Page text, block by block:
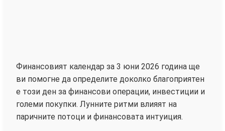
Финансовият календар за 3 юни 2026 година ще
ви помогне да определите доколко благоприятен
е този ден за финансови операции, инвестиции и
големи покупки. Лунните ритми влияят на
паричните потоци и финансовата интуиция.